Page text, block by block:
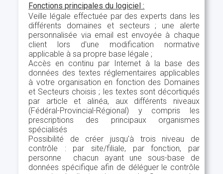
Fonctions principales du logiciel :
Veille légale effectuée par des experts dans les
différents domaines et secteurs ; une alerte
personnalisée via email est envoyée à chaque
client lors d'une modification normative
applicable à sa propre base légale ;
Accès en continu par Internet à la base des
données des textes réglementaires applicables
à votre organisation en fonction des Domaines
et Secteurs choisis ; les textes sont décortiqués
par article et alinéa, aux différents niveaux
(Fédéral-Provincial-Régional) y compris les
prescriptions des principaux organismes
spécialisés
Possibilité de créer jusqu'à trois niveau de
contrôle : par site/filiale, par fonction, par
personne chacun ayant une sous-base de
données spécifique afin de déléguer le contrôle